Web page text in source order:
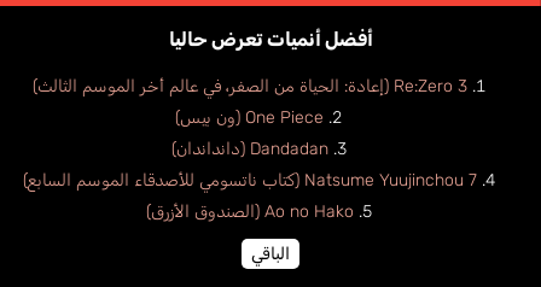
أفضل أنميات تعرض حاليا
Re:Zero 3 (إعادة: الحياة من الصفر، في عالم أخر الموسم الثالث)
One Piece (ون بيس)
Dandadan (دانداندان)
Natsume Yuujinchou 7 (كتاب ناتسومي للأصدقاء الموسم السابع)
Ao no Hako (الصندوق الأزرق)
الباقي